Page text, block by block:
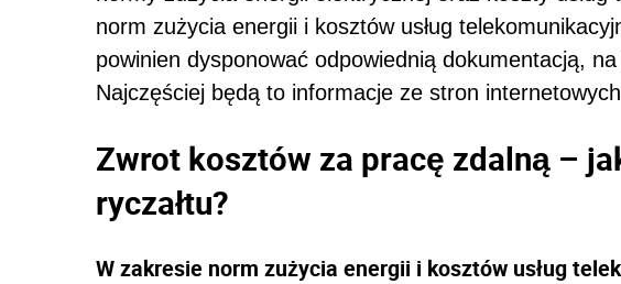
norm zużycia energii i kosztów usług
powinien dysponować odpowiednią dokumentacją, na
Najczęściej będą to informacje ze stron
Zwrot kosztów za pracę zdalną –
ryczałtu?
W zakresie norm zużycia energii i kosztów usług